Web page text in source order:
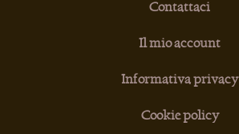
Contattaci
Il mio account
Informativa privacy
Cookie policy